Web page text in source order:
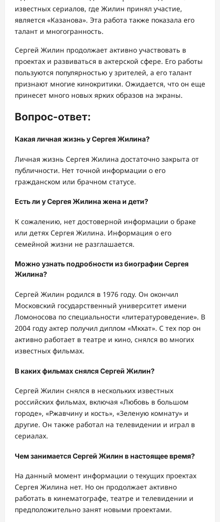
известных сериалов, где Жилин принял участие,
является «Казанова». Эта работа также показала его
талант и многогранность.
Сергей Жилин продолжает активно участвовать в
проектах и развиваться в актерской сфере. Его работы
пользуются популярностью у зрителей, а его талант
признают многие кинокритики. Ожидается, что он еще
принесет много новых ярких образов на экраны.
Вопрос-ответ:
Какая личная жизнь у Сергея Жилина?
Личная жизнь Сергея Жилина достаточно закрыта от
публичности. Нет точной информации о его
гражданском или брачном статусе.
Есть ли у Сергея Жилина жена и дети?
К сожалению, нет достоверной информации о браке
или детях Сергея Жилина. Информация о его
семейной жизни не разглашается.
Можно узнать подробности из биографии Сергея
Жилина?
Сергей Жилин родился в 1976 году. Он окончил
Московский государственный университет имени
Ломоносова по специальности «литературоведение». В
2004 году актер получил диплом «Мкхат». С тех пор он
активно работает в театре и кино, снялся во многих
известных фильмах.
В каких фильмах снялся Сергей Жилин?
Сергей Жилин снялся в нескольких известных
российских фильмах, включая «Любовь в большом
городе», «Ржавчину и кость», «Зеленую комнату» и
другие. Он также работал на телевидении и играл в
сериалах.
Чем занимается Сергей Жилин в настоящее время?
На данный момент информации о текущих проектах
Сергея Жилина нет. Но он продолжает активно
работать в кинематографе, театре и телевидении и
предположительно занят новыми проектами.